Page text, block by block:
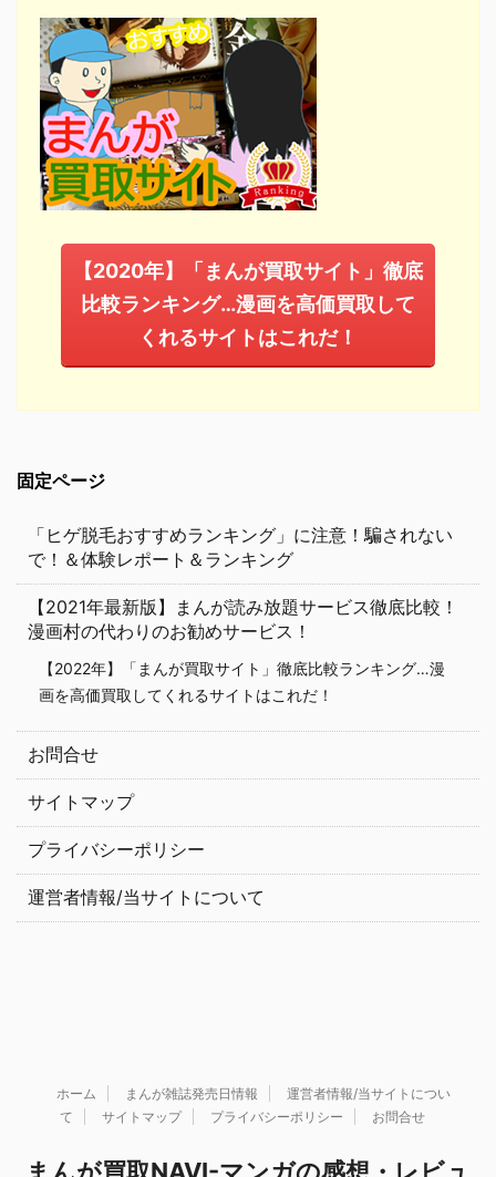
【2020年】「まんが買取サイト」徹底
比較ランキング…漫画を高価買取して
くれるサイトはこれだ！
固定ページ
「ヒゲ脱毛おすすめランキング」に注意！騙されない
で！＆体験レポート＆ランキング
【2021年最新版】まんが読み放題サービス徹底比較！
漫画村の代わりのお勧めサービス！
【2022年】「まんが買取サイト」徹底比較ランキング…漫
画を高価買取してくれるサイトはこれだ！
お問合せ
サイトマップ
プライバシーポリシー
運営者情報/当サイトについて
ホーム まんが雑誌発売日情報
運営者情報/当サイトについ
て
サイトマップ プライバシーポリシー お問合せ